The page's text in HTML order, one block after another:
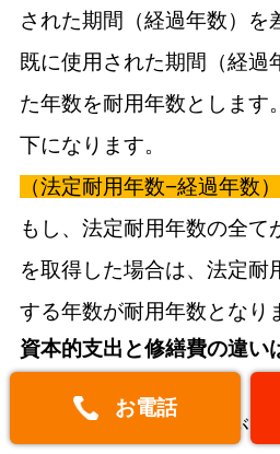
お電話
された期間（経過年数）を
既に使用された期間（経過
た年数を耐用年数とします
下になります。
（法定耐用年数−経過年数
もし、法定耐用年数の全て
を取得した場合は、法定耐
する年数が耐用年数となり
資本的支出と修繕費の違い
改良に関わる支出ですが、